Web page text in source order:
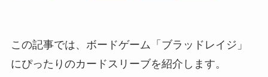
この記事では、ボードゲーム「ブラッドレイジ」
にぴったりのカードスリーブを紹介します。